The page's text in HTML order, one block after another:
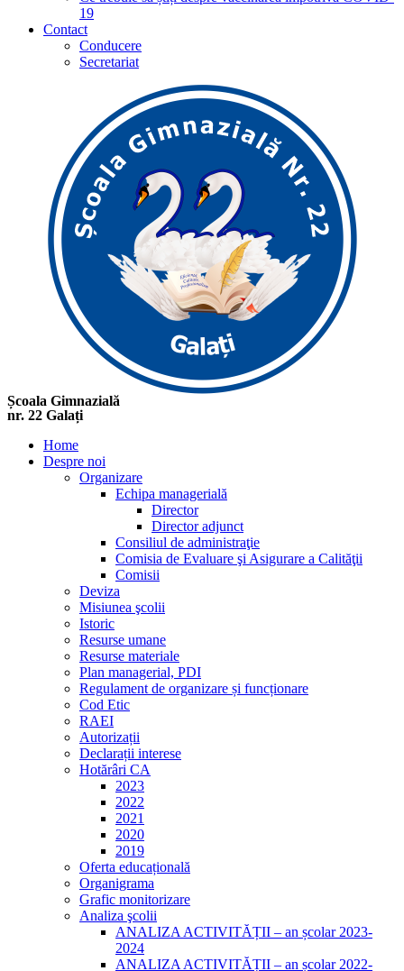
19
Contact
Conducere
Secretariat
Școala Gimnazială
nr. 22 Galați
Home
Despre noi
Organizare
Echipa managerială
Director
Director adjunct
Consiliul de administraţie
Comisia de Evaluare şi Asigurare a Calităţii
Comisii
Deviza
Misiunea şcolii
Istoric
Resurse umane
Resurse materiale
Plan managerial, PDI
Regulament de organizare și funcționare
Cod Etic
RAEI
Autorizații
Declarații interese
Hotărâri CA
2023
2022
2021
2020
2019
Oferta educațională
Organigrama
Grafic monitorizare
Analiza şcolii
ANALIZA ACTIVITĂȚII – an școlar 2023-
2024
ANALIZA ACTIVITĂȚII – an școlar 2022-